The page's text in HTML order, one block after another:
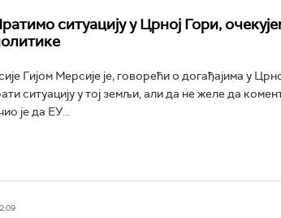
ситуацију у Црној Гори,
Гијом Мерсије је, говорећи о догађајима у
ситуацију у тој земљи, али да не желе да
је да ЕУ...